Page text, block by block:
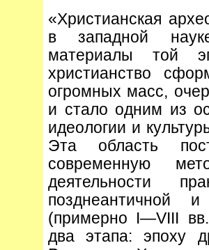
«Христианская
в западной
материалы той
христианство
огромных масс,
и стало одним из
идеологии и
Эта область
современную
деятельности
позднеантичной
(примерно I—VIII
два этапа: эпоху